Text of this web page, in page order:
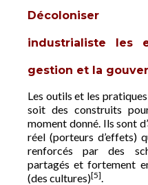
industrialiste les
gestion et la
Les outils et les
soit des construits
moment donné. Ils sont
réel (porteurs d’effets)
renforcés par des
partagés et fortement
(des cultures)[5].